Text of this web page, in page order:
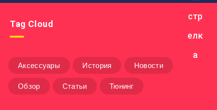
Tag Cloud
Аксессуары История Новости
Обзор Статьи Тюнинг